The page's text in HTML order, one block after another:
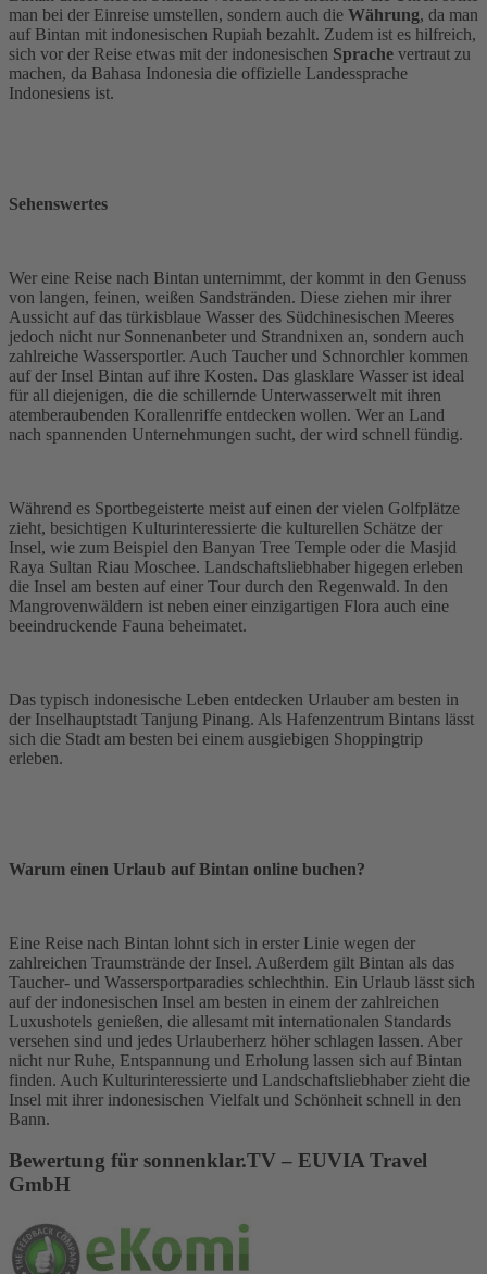
man bei der Einreise umstellen, sondern auch die Währung, da man
auf Bintan mit indonesischen Rupiah bezahlt. Zudem ist es hilfreich,
sich vor der Reise etwas mit der indonesischen Sprache vertraut zu
machen, da Bahasa Indonesia die offizielle Landessprache
Indonesiens ist.
Sehenswertes
Wer eine Reise nach Bintan unternimmt, der kommt in den Genuss
von langen, feinen, weißen Sandstränden. Diese ziehen mir ihrer
Aussicht auf das türkisblaue Wasser des Südchinesischen Meeres
jedoch nicht nur Sonnenanbeter und Strandnixen an, sondern auch
zahlreiche Wassersportler. Auch Taucher und Schnorchler kommen
auf der Insel Bintan auf ihre Kosten. Das glasklare Wasser ist ideal
für all diejenigen, die die schillernde Unterwasserwelt mit ihren
atemberaubenden Korallenriffe entdecken wollen. Wer an Land
nach spannenden Unternehmungen sucht, der wird schnell fündig.
Während es Sportbegeisterte meist auf einen der vielen Golfplätze
zieht, besichtigen Kulturinteressierte die kulturellen Schätze der
Insel, wie zum Beispiel den Banyan Tree Temple oder die Masjid
Raya Sultan Riau Moschee. Landschaftsliebhaber higegen erleben
die Insel am besten auf einer Tour durch den Regenwald. In den
Mangrovenwäldern ist neben einer einzigartigen Flora auch eine
beeindruckende Fauna beheimatet.
Das typisch indonesische Leben entdecken Urlauber am besten in
der Inselhauptstadt Tanjung Pinang. Als Hafenzentrum Bintans lässt
sich die Stadt am besten bei einem ausgiebigen Shoppingtrip
erleben.
Warum einen Urlaub auf Bintan online buchen?
Eine Reise nach Bintan lohnt sich in erster Linie wegen der
zahlreichen Traumstrände der Insel. Außerdem gilt Bintan als das
Taucher- und Wassersportparadies schlechthin. Ein Urlaub lässt sich
auf der indonesischen Insel am besten in einem der zahlreichen
Luxushotels genießen, die allesamt mit internationalen Standards
versehen sind und jedes Urlauberherz höher schlagen lassen. Aber
nicht nur Ruhe, Entspannung und Erholung lassen sich auf Bintan
finden. Auch Kulturinteressierte und Landschaftsliebhaber zieht die
Insel mit ihrer indonesischen Vielfalt und Schönheit schnell in den
Bann.
Bewertung für sonnenklar.TV – EUVIA Travel
GmbH